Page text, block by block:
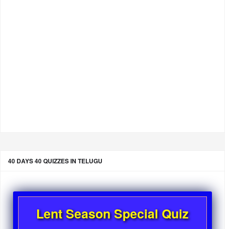
40 DAYS 40 QUIZZES IN TELUGU
Lent Season Special Quiz